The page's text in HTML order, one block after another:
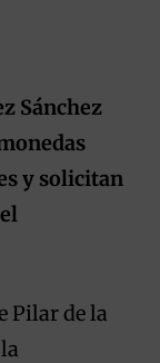
Sánchez
y solicitan
Pilar de la